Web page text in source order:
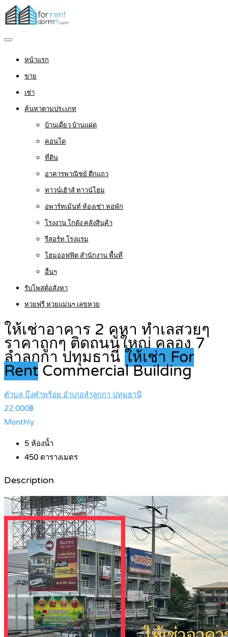
หน้าแรก
ขาย
เช่า
ค้นหาตามประเภท
บ้านเดี่ยว บ้านแฝด
คอนโด
ที่ดิน
อาคารพาณิชย์ ตึกแถว
ทาวน์เฮ้าส์ ทาวน์โฮม
อพาร์ทเม้นท์ ห้องเช่า หอพัก
โรงงาน โกดัง คลังสินค้า
รีสอร์ท โรงแรม
โฮมออฟฟิต สำนักงาน พื้นที่
อื่นๆ
รับโพสต์อสังหา
หวยฟรี หวยแม่นๆ เลขหวย
ให้เช่าอาคาร 2 คูหา ทำเลสวยๆ
ราคาถูกๆ ติดถนนใหญ่ คลอง 7
ลำลูกกา ปทุมธานี ให้เช่า For
Rent Commercial Building
ตำบล บึงคำพร้อย อำเภอลำลูกกา ปทุมธานี
22,000฿
Monthly
5 ห้องน้ำ
450 ตารางเมตร
Description